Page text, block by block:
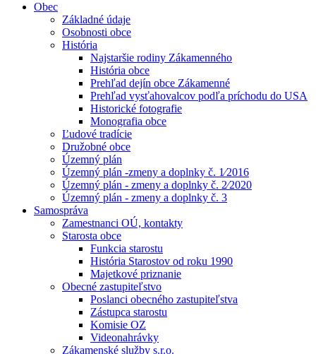
Obec
Základné údaje
Osobnosti obce
História
Najstaršie rodiny Zákamenného
História obce
Prehľad dejín obce Zákamenné
Prehľad vysťahovalcov podľa príchodu do USA
Historické fotografie
Monografia obce
Ľudové tradície
Družobné obce
Územný plán
Územný plán -zmeny a doplnky č. 1⁄2016
Územný plán - zmeny a doplnky č. 2⁄2020
Územný plán - zmeny a doplnky č. 3
Samospráva
Zamestnanci OÚ, kontakty
Starosta obce
Funkcia starostu
História Starostov od roku 1990
Majetkové priznanie
Obecné zastupiteľstvo
Poslanci obecného zastupiteľstva
Zástupca starostu
Komisie OZ
Videonahrávky
Zákamenské služby s.r.o.